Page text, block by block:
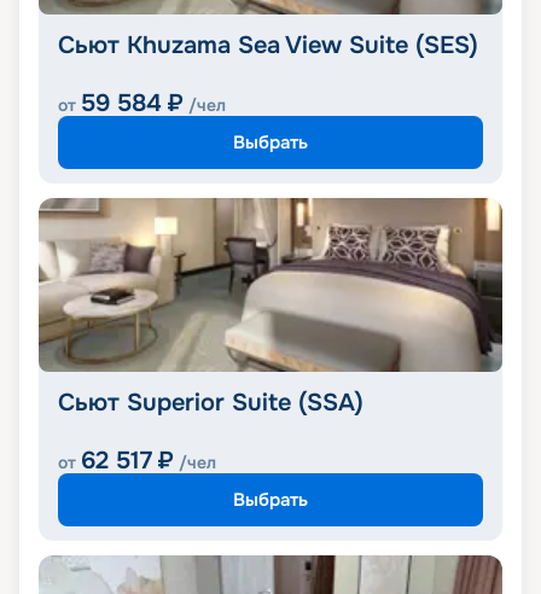
Сьют Khuzama Sea View Suite (SES)
от 59 584 ₽ /чел
Выбрать
Сьют Superior Suite (SSA)
от 62 517 ₽ /чел
Выбрать